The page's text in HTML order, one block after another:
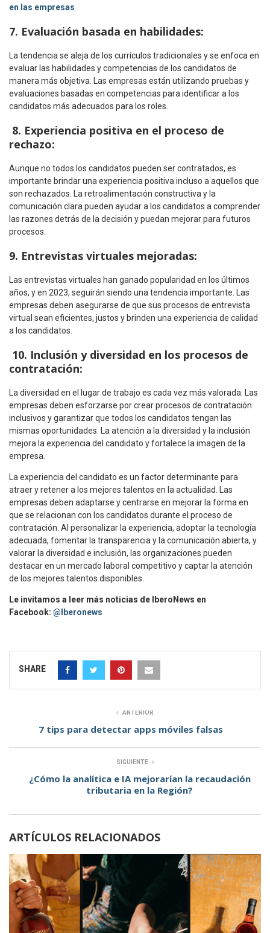
en las empresas
7. Evaluación basada en habilidades:
La tendencia se aleja de los currículos tradicionales y se enfoca en
evaluar las habilidades y competencias de los candidatos de
manera más objetiva. Las empresas están utilizando pruebas y
evaluaciones basadas en competencias para identificar a los
candidatos más adecuados para los roles.
8. Experiencia positiva en el proceso de
rechazo:
Aunque no todos los candidatos pueden ser contratados, es
importante brindar una experiencia positiva incluso a aquellos que
son rechazados. La retroalimentación constructiva y la
comunicación clara pueden ayudar a los candidatos a comprender
las razones detrás de la decisión y puedan mejorar para futuros
procesos.
9. Entrevistas virtuales mejoradas:
Las entrevistas virtuales han ganado popularidad en los últimos
años, y en 2023, seguirán siendo una tendencia importante. Las
empresas deben asegurarse de que sus procesos de entrevista
virtual sean eficientes, justos y brinden una experiencia de calidad
a los candidatos.
10. Inclusión y diversidad en los procesos de
contratación:
La diversidad en el lugar de trabajo es cada vez más valorada. Las
empresas deben esforzarse por crear procesos de contratación
inclusivos y garantizar que todos los candidatos tengan las
mismas oportunidades. La atención a la diversidad y la inclusión
mejora la experiencia del candidato y fortalece la imagen de la
empresa.
La experiencia del candidato es un factor determinante para
atraer y retener a los mejores talentos en la actualidad. Las
empresas deben adaptarse y centrarse en mejorar la forma en
que se relacionan con los candidatos durante el proceso de
contratación. Al personalizar la experiencia, adoptar la tecnología
adecuada, fomentar la transparencia y la comunicación abierta, y
valorar la diversidad e inclusión, las organizaciones pueden
destacar en un mercado laboral competitivo y captar la atención
de los mejores talentos disponibles.
Le invitamos a leer más noticias de IberoNews en
Facebook: @Iberonews
SHARE
ANTERIOR
7 tips para detectar apps móviles falsas
SIGUIENTE
¿Cómo la analítica e IA mejorarían la recaudación
tributaria en la Región?
ARTÍCULOS RELACIONADOS